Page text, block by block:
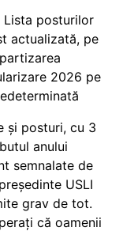
Lista posturilor
actualizată, pe
2026 pe
și posturi, cu 3
anului
semnalate de
USLI
grav de tot.
că oamenii